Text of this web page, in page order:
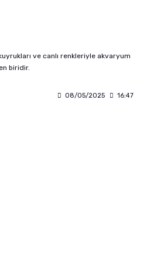
ve canlı renkleriyle akvaryum
biridir.
08/05/2025 16:47